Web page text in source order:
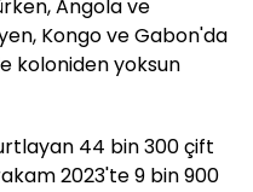
Angola ve
Kongo ve Gabon'da
koloniden yoksun
44 bin 300 çift
2023'te 9 bin 900